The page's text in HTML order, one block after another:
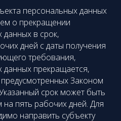
персональных данных
о прекращении
в срок,
дней с даты получения
требования,
прекращается,
Законом
срок может быть
пять рабочих дней. Для
направить субъекту